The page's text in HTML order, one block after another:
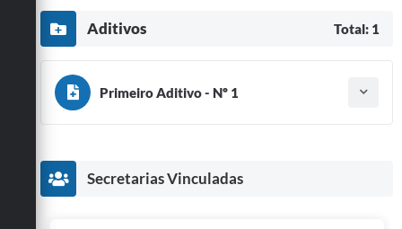
Aditivos Total: 1
Primeiro Aditivo - Nº 1
Tipo do termo: Termo Aditivo
Valor de adição:R$ 120.000,00
Secretarias Vinculadas